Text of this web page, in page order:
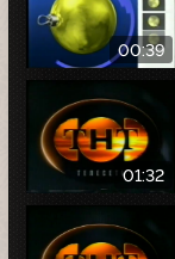
00:39
01:32